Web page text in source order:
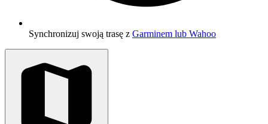
Synchronizuj swoją trasę z Garminem lub Wahoo